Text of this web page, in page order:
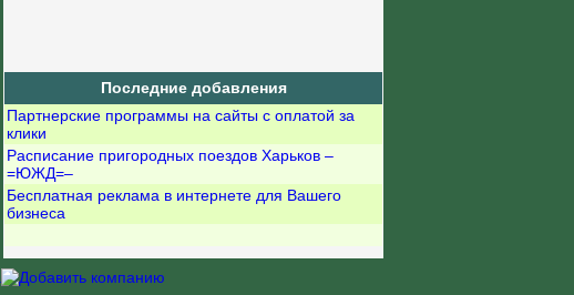
Последние добавления
Партнерские программы на сайты с оплатой за
клики
Расписание пригородных поездов Харьков –
=ЮЖД=–
Бесплатная реклама в интернете для Вашего
бизнеса